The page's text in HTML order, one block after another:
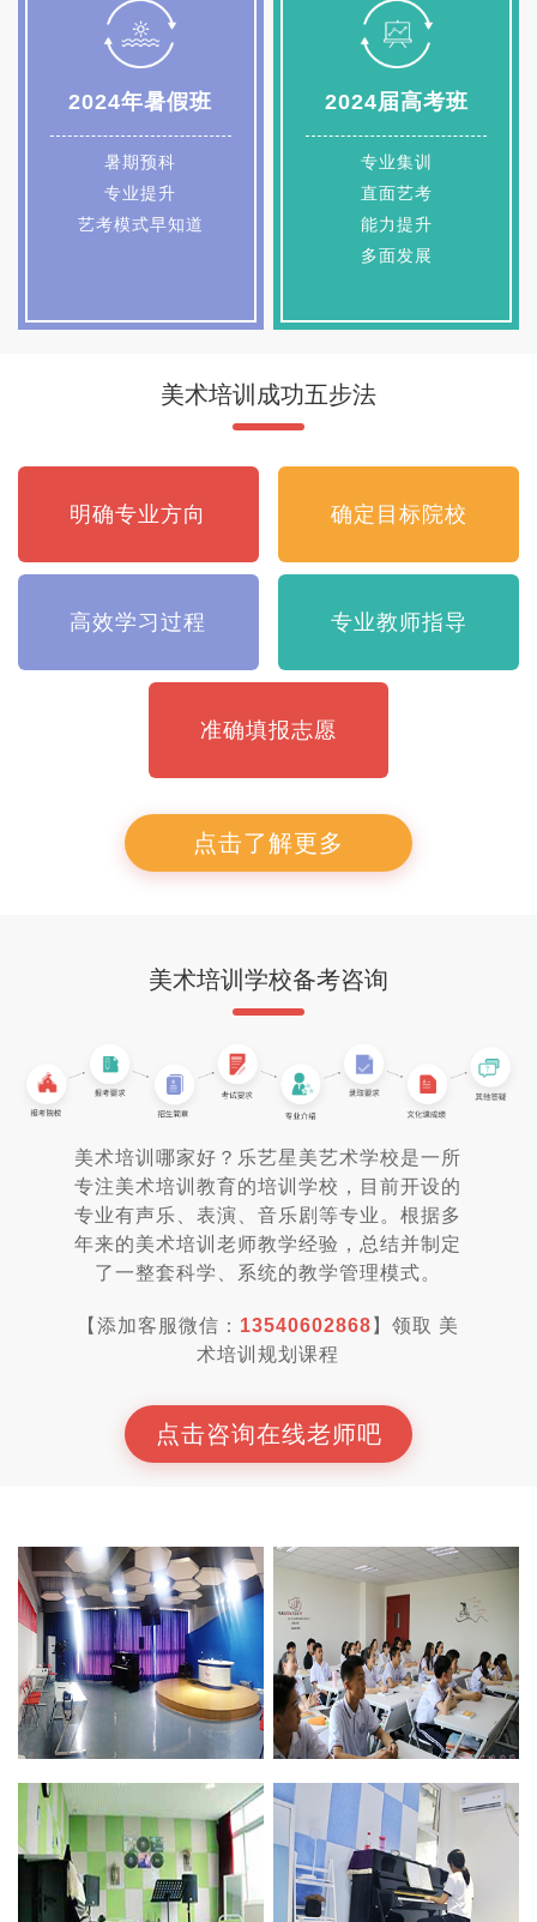
咨询详情 咨询详情
2024年暑假班
暑期预科
专业提升
艺考模式早知道
咨询详情
2024届高考班
专业集训
直面艺考
能力提升
多面发展
咨询详情
美术培训成功五步法
明确专业方向 确定目标院校
高效学习过程 专业教师指导
准确填报志愿
点击了解更多
美术培训学校备考咨询
美术培训哪家好？乐艺星美艺术学校是一所
专注美术培训教育的培训学校，目前开设的
专业有声乐、表演、音乐剧等专业。根据多
年来的美术培训老师教学经验，总结并制定
了一整套科学、系统的教学管理模式。
【添加客服微信： 13540602868 】领取 美
术培训规划课程
点击咨询在线老师吧